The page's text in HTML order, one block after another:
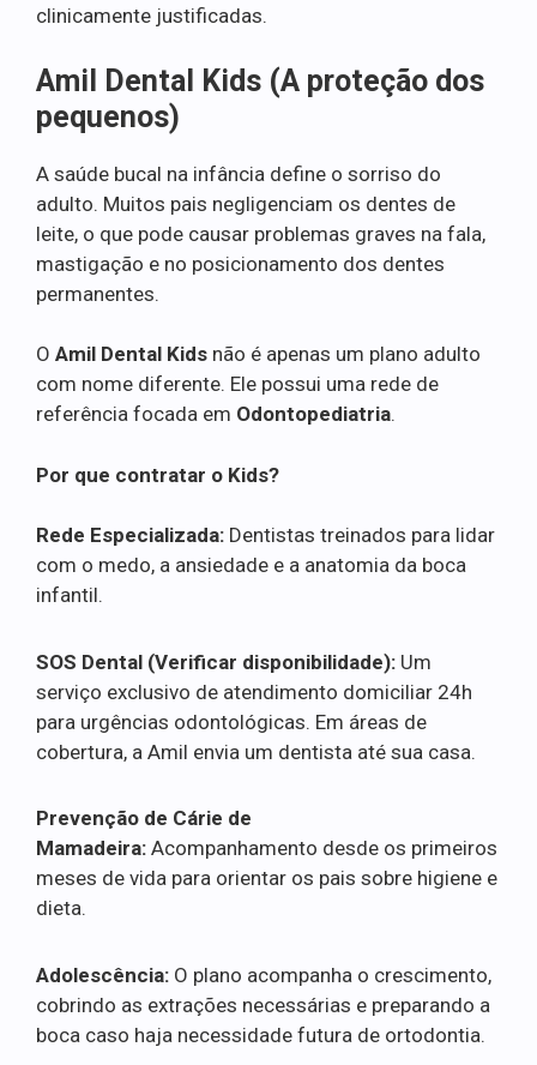
clinicamente justificadas.
Amil Dental Kids (A proteção dos
pequenos)
A saúde bucal na infância define o sorriso do
adulto. Muitos pais negligenciam os dentes de
leite, o que pode causar problemas graves na fala,
mastigação e no posicionamento dos dentes
permanentes.
O Amil Dental Kids não é apenas um plano adulto
com nome diferente. Ele possui uma rede de
referência focada em Odontopediatria.
Por que contratar o Kids?
Rede Especializada: Dentistas treinados para lidar
com o medo, a ansiedade e a anatomia da boca
infantil.
SOS Dental (Verificar disponibilidade): Um
serviço exclusivo de atendimento domiciliar 24h
para urgências odontológicas. Em áreas de
cobertura, a Amil envia um dentista até sua casa.
Prevenção de Cárie de
Mamadeira: Acompanhamento desde os primeiros
meses de vida para orientar os pais sobre higiene e
dieta.
Adolescência: O plano acompanha o crescimento,
cobrindo as extrações necessárias e preparando a
boca caso haja necessidade futura de ortodontia.